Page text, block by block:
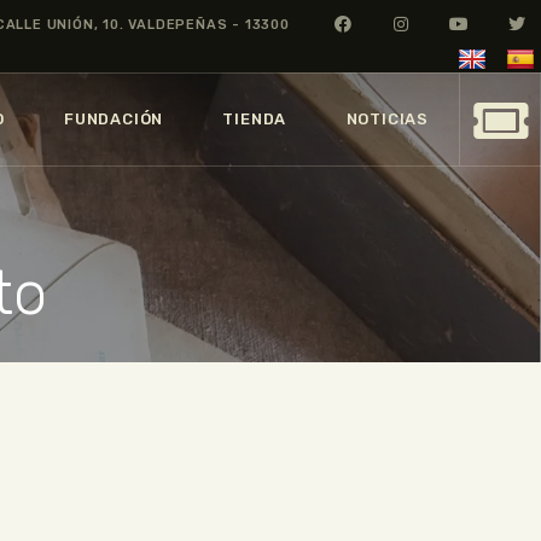
UNIÓN, 10. VALDEPEÑAS - 13300
FUNDACIÓN TIENDA NOTICIAS